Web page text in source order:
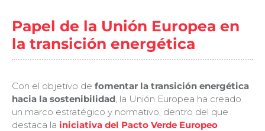
Papel de la Unión Europea en
la transición energética
Con el objetivo de fomentar la transición energética
hacia la sostenibilidad , la Unión Europea ha creado
un marco estratégico y normativo, dentro del que
destaca la iniciativa del Pacto Verde Europeo